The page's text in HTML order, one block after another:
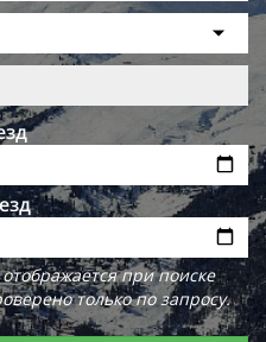
при поиске
только по запросу.